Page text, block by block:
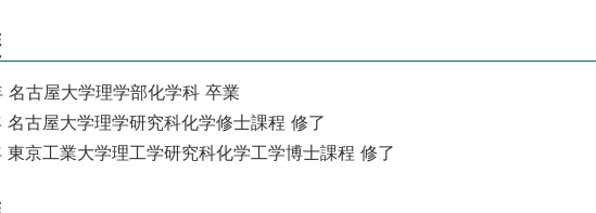
名古屋大学理学部化学科 卒業
名古屋大学理学研究科化学修士課程 修了
東京工業大学理工学研究科化学工学博士課程 修了